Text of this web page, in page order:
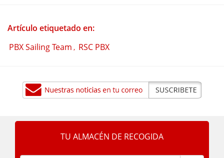
Artículo etiquetado en:
PBX Sailing Team , RSC PBX
TU ALMACÉN DE RECOGIDA